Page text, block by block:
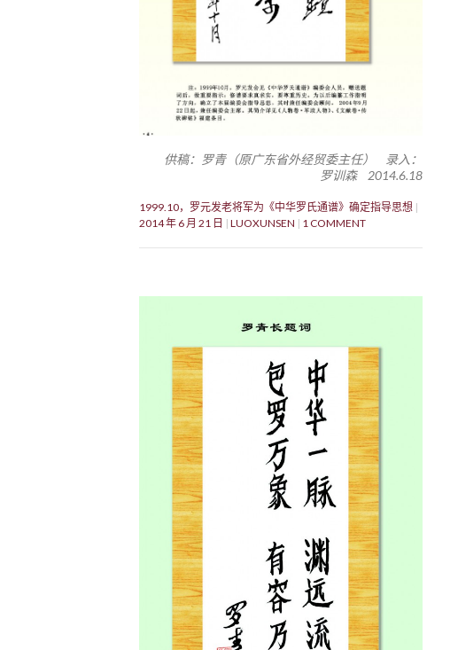
供稿：罗青（原广东省外经贸委主任） 录入：
罗训森 2014.6.18
1999.10，罗元发老将军为《中华罗氏通谱》确定指导思想
2014 年 6 月 21 日
LUOXUNSEN 1 COMMENT